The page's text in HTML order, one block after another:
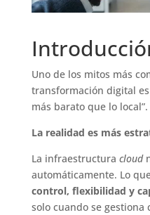
Uno de los mitos más
transformación digital es
más barato que lo local”.
La realidad es más
La infraestructura cloud
automáticamente. Lo
control, flexibilidad y
solo cuando se gestiona